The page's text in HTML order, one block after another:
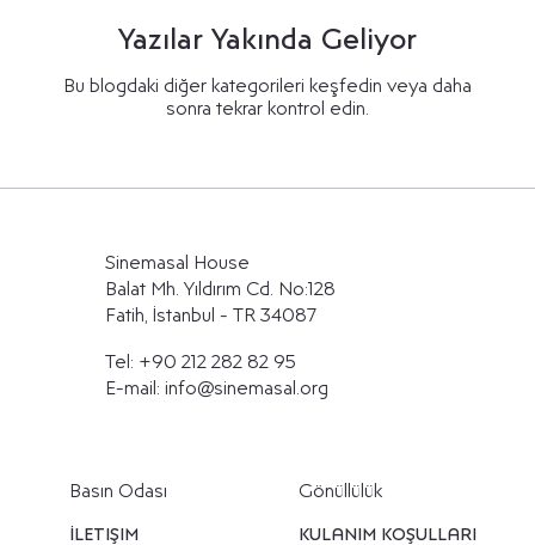
Yazılar Yakında Geliyor
Bu blogdaki diğer kategorileri keşfedin veya daha
sonra tekrar kontrol edin.
Gönüllülük
Kulanım Koşulları
Basın Odası
İletişim
Sinemasal House
Balat Mh. Yıldırım Cd. No:128
Fatih, İstanbul - TR 34087
Tel: +90 212 282 82 95
E-mail:info@sinemasal.org